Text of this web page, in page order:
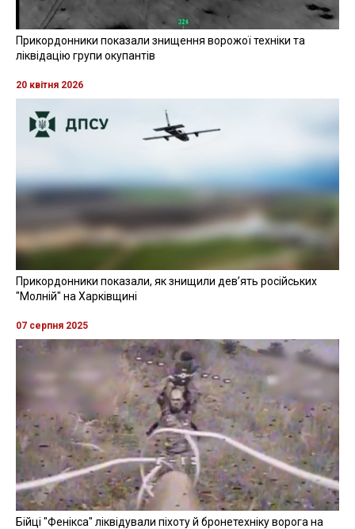
Прикордонники показали знищення ворожої техніки та
ліквідацію групи окупантів
20 квітня 2026
Прикордонники показали, як знищили девʼять російських
"Молній" на Харківщині
07 серпня 2025
Бійці "Фенікса" ліквідували піхоту й бронетехніку ворога на